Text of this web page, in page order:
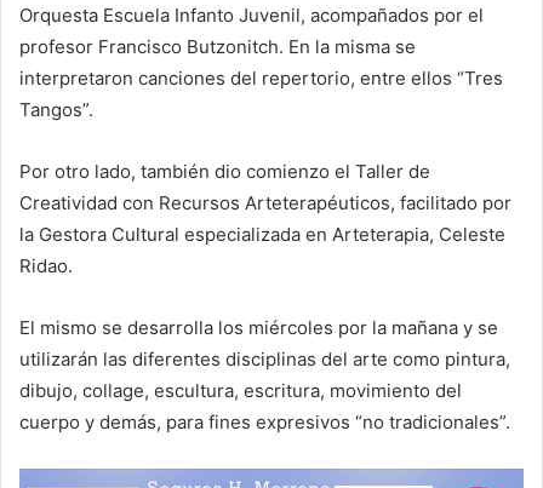
Orquesta Escuela Infanto Juvenil, acompañados por el
profesor Francisco Butzonitch. En la misma se
interpretaron canciones del repertorio, entre ellos “Tres
Tangos”.
Por otro lado, también dio comienzo el Taller de
Creatividad con Recursos Arteterapéuticos, facilitado por
la Gestora Cultural especializada en Arteterapia, Celeste
Ridao.
El mismo se desarrolla los miércoles por la mañana y se
utilizarán las diferentes disciplinas del arte como pintura,
dibujo, collage, escultura, escritura, movimiento del
cuerpo y demás, para fines expresivos “no tradicionales”.